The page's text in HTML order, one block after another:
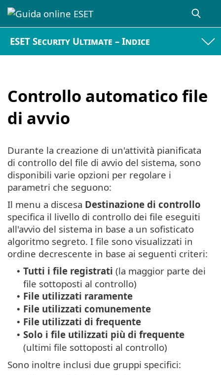
ESET Security Ultimate – Indice
Controllo automatico file
di avvio
Durante la creazione di un'attività pianificata
di controllo del file di avvio del sistema, sono
disponibili varie opzioni per regolare i
parametri che seguono:
Il menu a discesa Destinazione di controllo
specifica il livello di controllo dei file eseguiti
all'avvio del sistema in base a un sofisticato
algoritmo segreto. I file sono visualizzati in
ordine decrescente in base ai seguenti criteri:
• Tutti i file registrati (la maggior parte dei
file sottoposti al controllo)
• File utilizzati raramente
• File utilizzati comunemente
• File utilizzati di frequente
• Solo i file utilizzati più di frequente
(ultimi file sottoposti al controllo)
Sono inoltre inclusi due gruppi specifici: